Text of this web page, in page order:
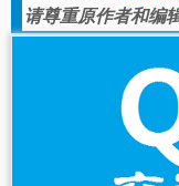
请尊重原作者和编